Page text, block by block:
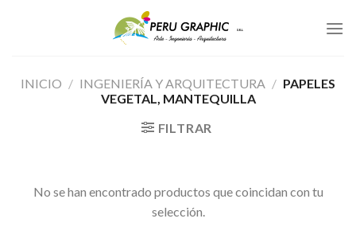
INICIO / INGENIERÍA Y ARQUITECTURA / PAPELES
VEGETAL, MANTEQUILLA
FILTRAR
No se han encontrado productos que coincidan con tu
selección.